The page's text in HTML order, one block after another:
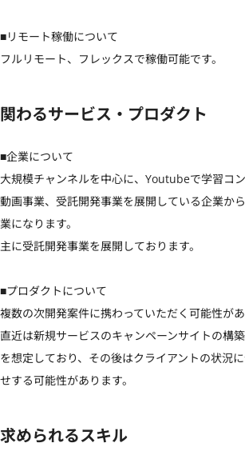
■リモート稼働について
フルリモート、フレックスで稼働可能です。
関わるサービス・プロダクト
■企業について
大規模チャンネルを中心に、Youtubeで学習コ
動画事業、受託開発事業を展開している企業か
業になります。
主に受託開発事業を展開しております。
■プロダクトについて
複数の次開発案件に携わっていただく可能性があ
直近は新規サービスのキャンペーンサイトの構
を想定しており、その後はクライアントの状況
せする可能性があります。
求められるスキル